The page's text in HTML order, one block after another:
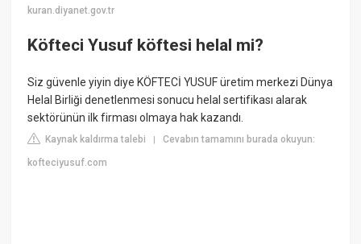
kuran.diyanet.gov.tr
Köfteci Yusuf köftesi helal mi?
Siz güvenle yiyin diye KÖFTECİ YUSUF üretim merkezi Dünya
Helal Birliği denetlenmesi sonucu helal sertifikası alarak
sektörünün ilk firması olmaya hak kazandı.
Kaynak kaldırma talebi |Cevabın tamamını burada okuyun:
kofteciyusuf.com